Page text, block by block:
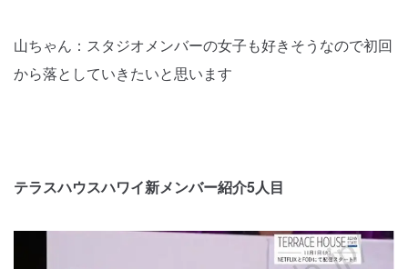
山ちゃん：スタジオメンバーの女子も好きそうなので初回
から落としていきたいと思います
テラスハウスハワイ新メンバー紹介5人目